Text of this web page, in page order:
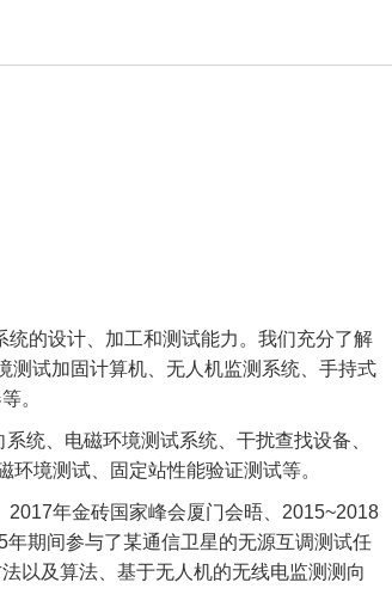
统的设计、加工和测试能力。我们充分了解
测试加固计算机、无人机监测系统、手持式
。
统、电磁环境测试系统、干扰查找设备、
境测试、固定站性能验证测试等。
年金砖国家峰会厦门会晤、2015~2018
期间参与了某通信卫星的无源互调测试任
以及算法、基于无人机的无线电监测测向